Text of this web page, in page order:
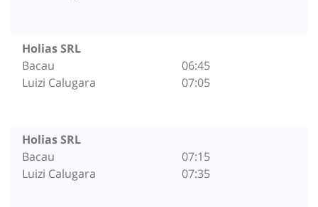
Holias SRL
Bacau
Luizi Calugara
06:45
07:05
Holias SRL
Bacau
Luizi Calugara
07:15
07:35